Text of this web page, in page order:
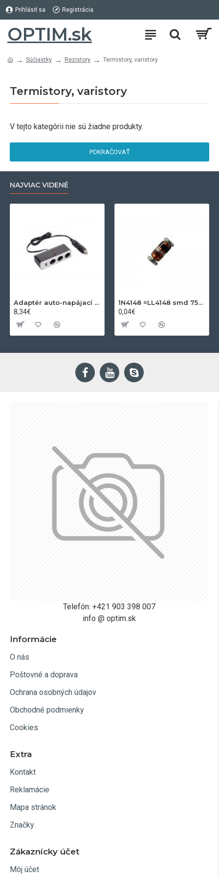
Prihlásiť sa Registrácia
OPTIM.sk
Súčiastky Rezistory Termistory, varistory
Termistory, varistory
V tejto kategórii nie sú žiadne produkty.
POKRAČOVAŤ
NAJVIAC VIDENÉ
Adaptér auto-napájací 1xkon./3x zdierka- 12/24V, USB 1000mA
8,34€
1N4148 =LL4148 smd 75V,0.15A SOD80C
0,04€
Telefón: +421 903 398 007
info @ optim.sk
Informácie
O nás
Poštovné a doprava
Ochrana osobných údajov
Obchodné podmienky
Cookies
Extra
Kontakt
Reklamácie
Mapa stránok
Značky
Zákaznícky účet
Môj účet